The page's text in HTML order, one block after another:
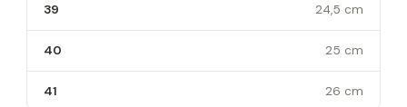
39 24,5 cm
40 25 cm
41 26 cm